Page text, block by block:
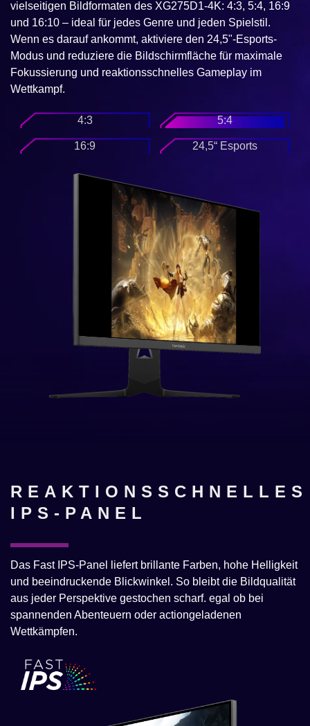
vielseitigen Bildformaten des XG275D1-4K: 4:3, 5:4, 16:9
und 16:10 – ideal für jedes Genre und jeden Spielstil.
Wenn es darauf ankommt, aktiviere den 24,5"-Esports-
Modus und reduziere die Bildschirmfläche für maximale
Fokussierung und reaktionsschnelles Gameplay im
Wettkampf.
4:3 5:4
16:9 24,5“ Esports
REAKTIONSSCHNELLES
IPS-PANEL
Das Fast IPS-Panel liefert brillante Farben, hohe Helligkeit
und beeindruckende Blickwinkel. So bleibt die Bildqualität
aus jeder Perspektive gestochen scharf. egal ob bei
spannenden Abenteuern oder actiongeladenen
Wettkämpfen.